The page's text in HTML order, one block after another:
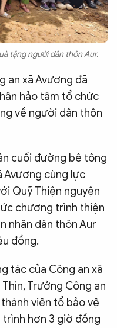
tặng người dân thôn Aur.
an xã Avương đã
hảo tâm tổ chức
về người dân thôn
cuối đường bê tông
Avương cùng lực
Quỹ Thiện nguyện
chương trình thiện
nhân dân thôn Aur
đồng.
tác của Công an xã
Trưởng Công an
viên tổ bảo vệ
hơn 3 giờ đồng